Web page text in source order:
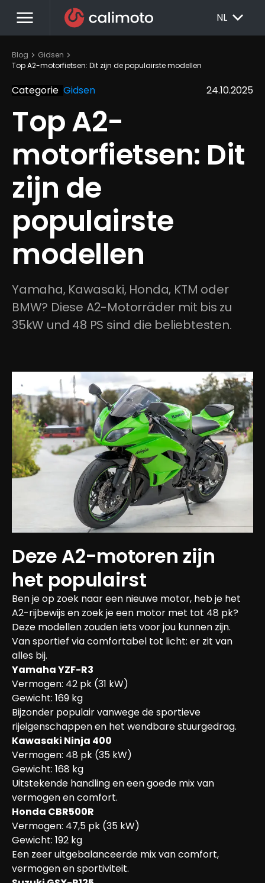
menu NL EXPAND_MORE
Blog chevron_right Gidsen chevron_right
Top A2-motorfietsen: Dit zijn de populairste modellen
Categorie Gidsen 24.10.2025
Top A2-
motorfietsen: Dit
zijn de
populairste
modellen
Yamaha, Kawasaki, Honda, KTM oder
BMW? Diese A2-Motorräder mit bis zu
35kW und 48 PS sind die beliebtesten.
Deze A2-motoren zijn
het populairst
Ben je op zoek naar een nieuwe motor, heb je het
A2-rijbewijs en zoek je een motor met tot 48 pk?
Deze modellen zouden iets voor jou kunnen zijn.
Van sportief via comfortabel tot licht: er zit van
alles bij.
Yamaha YZF-R3
Vermogen: 42 pk (31 kW)
Gewicht: 169 kg
Bijzonder populair vanwege de sportieve
rijeigenschappen en het wendbare stuurgedrag.
Kawasaki Ninja 400
Vermogen: 48 pk (35 kW)
Gewicht: 168 kg
Uitstekende handling en een goede mix van
vermogen en comfort.
Honda CBR500R
Vermogen: 47,5 pk (35 kW)
Gewicht: 192 kg
Een zeer uitgebalanceerde mix van comfort,
vermogen en sportiviteit.